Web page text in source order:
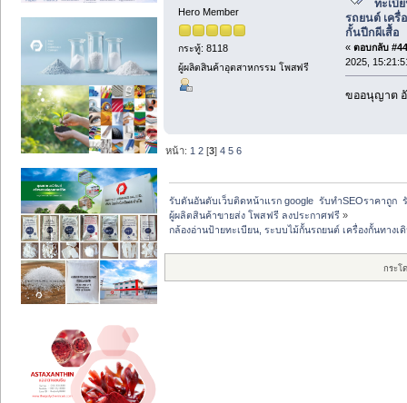
Hero Member
กระทู้: 8118
ผู้ผลิตสินค้าอุตสาหกรรม โพสฟรี
ทะเบี
รถยนต์ เครื่
กั้นปีกผีเสื้อ
« ตอบกลับ
2025,
ขออนุญาต
หน้า: 1 2 [3]4 5 6
รับดันอันดับเว็บติดหน้าแรก google  รับทำSEOราคาถูก
ผู้ผลิตสินค้าขายส่ง โพสฟรี ลงประกาศฟรี »
กล้องอ่านป้ายทะเบียน, ระบบไม้กั้นรถยนต์ เครื่องกั้นทางเ
กระโ